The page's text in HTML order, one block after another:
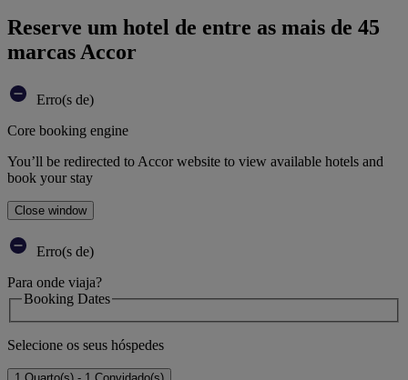
Reserve um hotel de entre as mais de 45
marcas Accor
Erro(s de)
Core booking engine
You’ll be redirected to Accor website to view available hotels and
book your stay
Close window
Erro(s de)
Para onde viaja?
Booking Dates
Selecione os seus hóspedes